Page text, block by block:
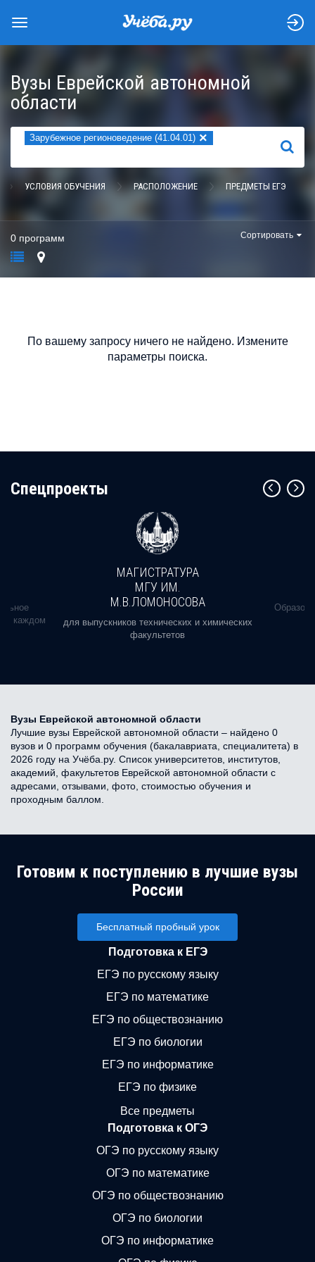
Вузы Еврейской автономной
области
Зарубежное регионоведение (41.04.01) ×
НАЙТИ
УСЛОВИЯ ОБУЧЕНИЯ РАСПОЛОЖЕНИЕ ПРЕДМЕТЫ ЕГЭ
0 программ Сортировать
По вашему запросу ничего не найдено. Измените
параметры поиска.
Cпецпроекты
в каждом
МАГИСТРАТУРА
МГУ ИМ.
М.В.ЛОМОНОСОВА
для выпускников технических и химических
факультетов
Вузы Еврейской автономной области
Лучшие вузы Еврейской автономной области – найдено 0
вузов и 0 программ обучения (бакалавриата, специалитета) в
2026 году на Учёба.ру. Список университетов, институтов,
академий, факультетов Еврейской автономной области с
адресами, отзывами, фото, стоимостью обучения и
проходным баллом.
Готовим к поступлению в лучшие вузы
России
Бесплатный пробный урок
Подготовка к ЕГЭ
ЕГЭ по русскому языку
ЕГЭ по математике
ЕГЭ по обществознанию
ЕГЭ по биологии
ЕГЭ по информатике
ЕГЭ по физике
Все предметы
Подготовка к ОГЭ
ОГЭ по русскому языку
ОГЭ по математике
ОГЭ по обществознанию
ОГЭ по биологии
ОГЭ по информатике